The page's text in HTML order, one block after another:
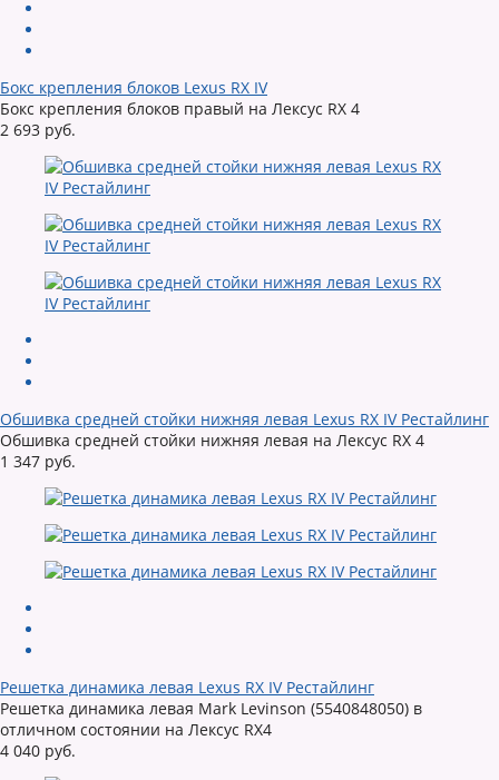
Бокс крепления блоков Lexus RX IV
Бокс крепления блоков правый на Лексус RX 4
2 693 руб.
Обшивка средней стойки нижняя левая Lexus RX IV Рестайлинг
Обшивка средней стойки нижняя левая на Лексус RX 4
1 347 руб.
Решетка динамика левая Lexus RX IV Рестайлинг
Решетка динамика левая Mark Levinson (5540848050) в
отличном состоянии на Лексус RX4
4 040 руб.